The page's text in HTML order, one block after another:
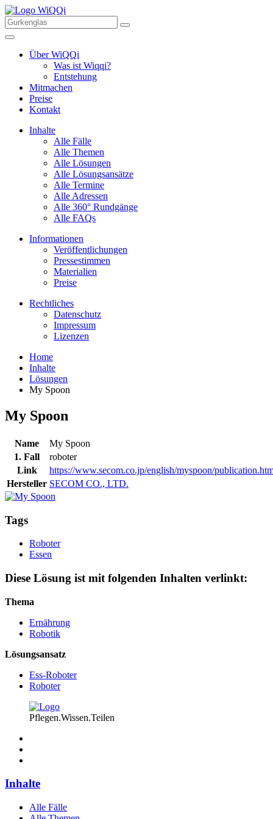
Über WiQQi
Was ist Wiqqi?
Entstehung
Mitmachen
Preise
Kontakt
Inhalte
Alle Fälle
Alle Themen
Alle Lösungen
Alle Lösungsansätze
Alle Termine
Alle Adressen
Alle 360° Rundgänge
Alle FAQs
Informationen
Veröffentlichungen
Pressestimmen
Materialien
Preise
Rechtliches
Datenschutz
Impressum
Lizenzen
Home
Inhalte
Lösungen
My Spoon
My Spoon
Name
My Spoon
1. Fall
roboter
Link
https://www.secom.co.jp/english/myspoon/
Hersteller SECOM CO., LTD.
Tags
Roboter
Essen
Diese Lösung ist mit folgenden Inhalten verlinkt:
Thema
Ernährung
Robotik
Lösungsansatz
Ess-Roboter
Roboter
Pflegen.Wissen.Teilen
Inhalte
Alle Fälle